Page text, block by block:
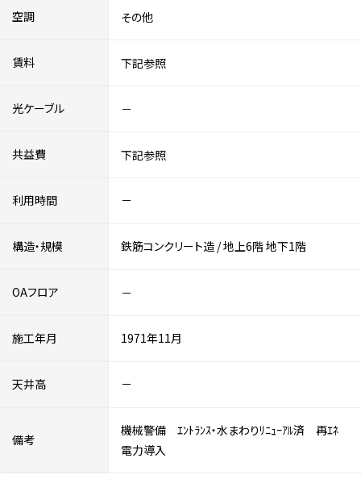
空調 その他
賃料 下記参照
光ケーブル －
共益費 下記参照
利用時間 －
構造・規模 鉄筋コンクリート造 /地上6階地下1階
OAフロア －
施工年月 1971年11月
天井高 －
備考
機械警備 ｴﾝﾄﾗﾝｽ・水まわりﾘﾆｭｰｱﾙ済 再ｴﾈ
電力導入